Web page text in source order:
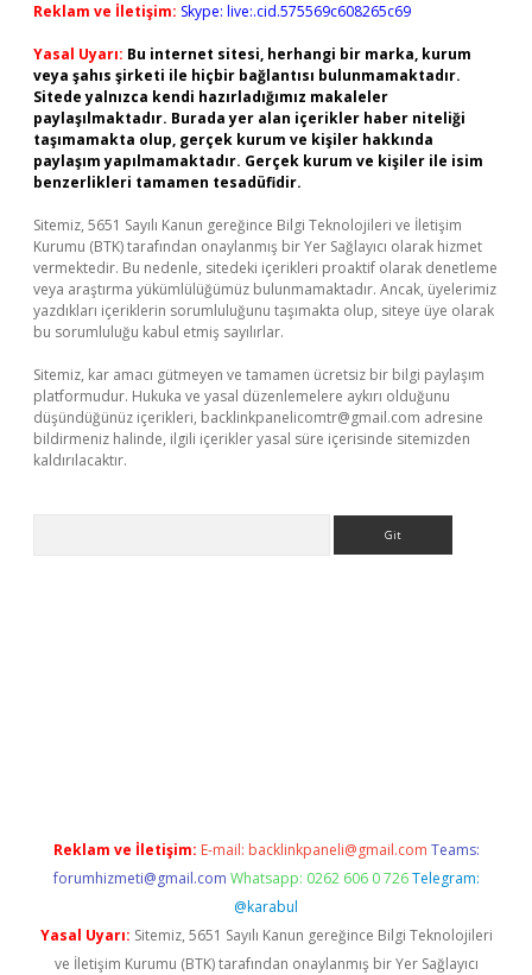
Reklam ve İletişim: Skype: live:.cid.575569c608265c69
Yasal Uyarı: Bu internet sitesi, herhangi bir marka, kurum
veya şahıs şirketi ile hiçbir bağlantısı bulunmamaktadır.
Sitede yalnızca kendi hazırladığımız makaleler
paylaşılmaktadır. Burada yer alan içerikler haber niteliği
taşımamakta olup, gerçek kurum ve kişiler hakkında
paylaşım yapılmamaktadır. Gerçek kurum ve kişiler ile isim
benzerlikleri tamamen tesadüfidir.
Sitemiz, 5651 Sayılı Kanun gereğince Bilgi Teknolojileri ve İletişim
Kurumu (BTK) tarafından onaylanmış bir Yer Sağlayıcı olarak hizmet
vermektedir. Bu nedenle, sitedeki içerikleri proaktif olarak denetleme
veya araştırma yükümlülüğümüz bulunmamaktadır. Ancak, üyelerimiz
yazdıkları içeriklerin sorumluluğunu taşımakta olup, siteye üye olarak
bu sorumluluğu kabul etmiş sayılırlar.
Sitemiz, kar amacı gütmeyen ve tamamen ücretsiz bir bilgi paylaşım
platformudur. Hukuka ve yasal düzenlemelere aykırı olduğunu
düşündüğünüz içerikleri, backlinkpanelicomtr@gmail.com adresine
bildirmeniz halinde, ilgili içerikler yasal süre içerisinde sitemizden
kaldırılacaktır.
Reklam ve İletişim: E-mail: backlinkpaneli@gmail.com Teams:
forumhizmeti@gmail.com Whatsapp: 0262 606 0 726 Telegram:
@karabul
Yasal Uyarı: Sitemiz, 5651 Sayılı Kanun gereğince Bilgi Teknolojileri
ve İletişim Kurumu (BTK) tarafından onaylanmış bir Yer Sağlayıcı